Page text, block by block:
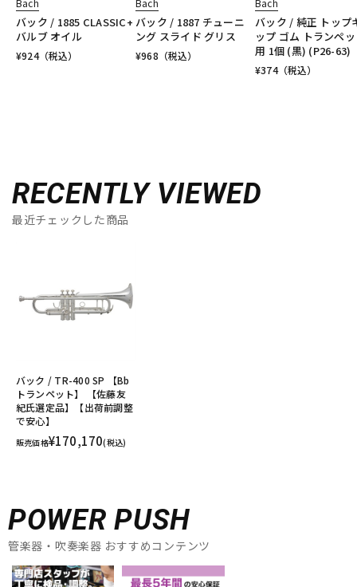
Bach
バック / 1885 CLASSIC+
バルブ オイル
¥924（税込）
Bach
バック / 1887 チューニ
ング スライド グリス
¥968 （税込）
Bach
バック / 純正 トップ
ップ ゴム トランペ
用 1個 (黒) (P26-63)
¥374（税込）
RECENTLY VIEWED
最近チェックした商品
バック / TR-400 SP 【Bb
トランペット】 【佐藤友
紀氏選定品】【出荷前調整
で安心】
販売価格¥170,170(税込)
POWER PUSH
管楽器・吹奏楽器 おすすめコンテンツ